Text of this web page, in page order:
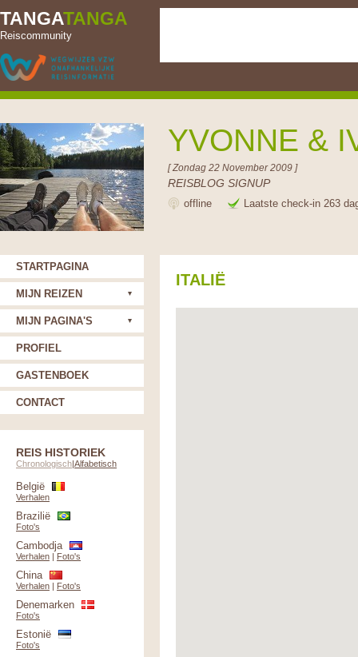
TANGATANGA
Reiscommunity
YVONNE &
[ Zondag 22 November 2009 ]
REISBLOG SIGNUP
offline Laatste check-in 263
ITALIË
STARTPAGINA
MIJN REIZEN
MIJN PAGINA'S
PROFIEL
GASTENBOEK
CONTACT
REIS HISTORIEK
Chronologisch|Alfabetisch
België
Verhalen
Brazilië
Foto's
Cambodja
Verhalen | Foto's
China
Verhalen | Foto's
Denemarken
Foto's
Estonië
Foto's